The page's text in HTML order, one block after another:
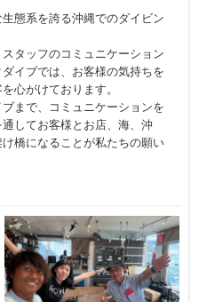
態系を誇る沖縄でのダイビン
タッフのコミュニケーション
イブでは、お客様の気持ちを
心がけております。
まで、コミュニケーションを
してお客様とお店、海、沖
橋になることが私たちの願い